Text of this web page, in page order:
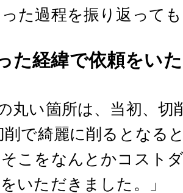
た過程を振り返って
た経緯で依頼をい
丸い箇所は、当初、
削で綺麗に削るとなる
こをなんとかコスト
いただきました。」